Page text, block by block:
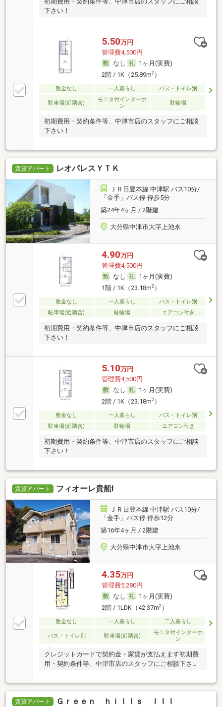
下さい！
5.50万円
管理費4,500円
なし
1ヶ月(実費)
2階 / 1K（25.89m2）
敷金なし 一人暮らし バス・トイレ別
駐車場(近隣含)
モニタ付インターホ
ン
駐輪場
初期費用・契約条件等、中津市店のスタッフにご相談
下さい！
賃貸アパート レオパレスＹＴＫ
ＪＲ日豊本線 中津駅 バス10分/
「金手」バス停 停歩5分
築24年4ヶ月 / 2階建
大分県中津市大字上池永
4.90万円
管理費4,500円
なし
1ヶ月(実費)
1階 / 1K（23.18m2）
敷金なし 一人暮らし
バス・トイレ別
駐車場(近隣含)
駐輪場 エアコン付き
初期費用・契約条件等、中津市店のスタッフにご相談
下さい！
5.10万円
管理費4,500円
なし
1ヶ月(実費)
2階 / 1K（23.18m2）
敷金なし 一人暮らし
バス・トイレ別
駐車場(近隣含)
駐輪場 エアコン付き
初期費用・契約条件等、中津市店のスタッフにご相談
下さい！
賃貸アパート フィオーレ貴船Ⅰ
ＪＲ日豊本線 中津駅 バス10分/
「金手」バス停 停歩12分
築16年4ヶ月 / 2階建
大分県中津市大字上池永
4.35万円
管理費5,280円
なし
1ヶ月(実費)
2階 / 1LDK（42.37m2）
敷金なし 一人暮らし 二人暮らし
バス・トイレ別 駐車場(近隣含)
モニタ付インターホ
ン
クレジットカードで契約金・家賃が支払えます初期費
用・契約条件等、中津市店のスタッフにご相談下さ
賃貸アパート Ｇｒｅｅｎ ｈｉｌｌｓ ＩＩＩ